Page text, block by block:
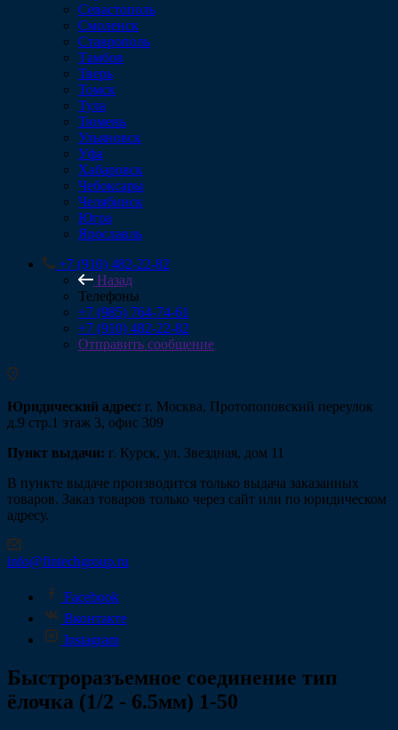
Севастополь
Смоленск
Ставрополь
Тамбов
Тверь
Томск
Тула
Тюмень
Ульяновск
Уфа
Хабаровск
Чебоксары
Челябинск
Югра
Ярославль
+7 (910) 482-22-82
Назад
Телефоны
+7 (985) 764-74-61
+7 (910) 482-22-82
Отправить сообщение
Юридический адрес: г. Москва, Протопоповский переулок
д.9 стр.1 этаж 3, офис 309
Пункт выдачи: г. Курск, ул. Звездная, дом 11
В пункте выдаче производится только выдача заказанных
товаров. Заказ товаров только через сайт или по юридическом
адресу.
info@fintechgroup.ru
Facebook
Вконтакте
Instagram
Быстроразъемное соединение тип
ёлочка (1/2 - 6.5мм) 1-50